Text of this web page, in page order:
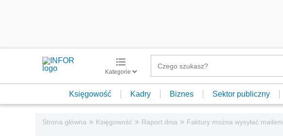
Kategorie
Księgowość Kadry Biznes Sektor publiczny
Strona główna » Księgowość » Raport dnia » Faktury można wysyłać mailem